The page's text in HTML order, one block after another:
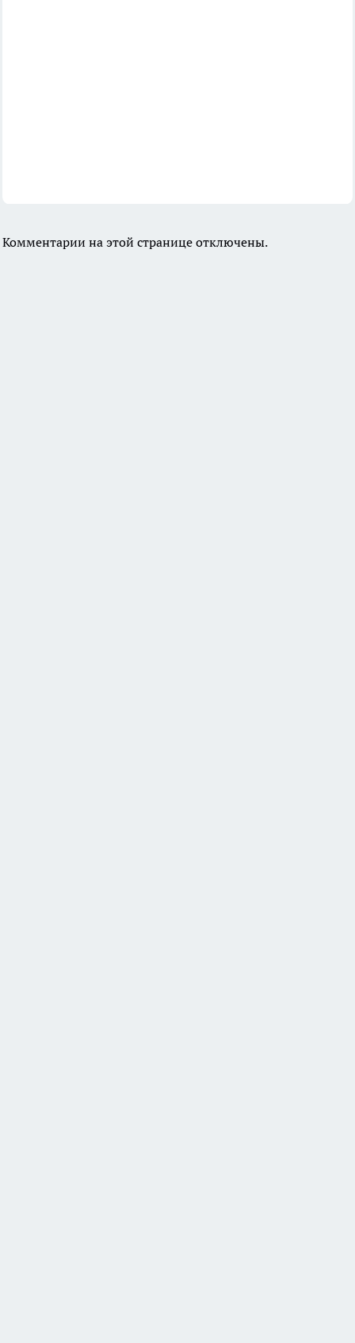
Комментарии на этой странице отключены.